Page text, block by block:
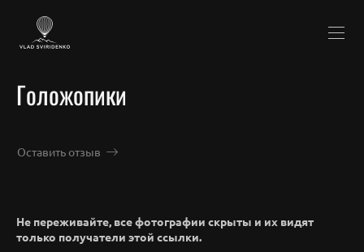
Голожопики
Оставить отзыв
Не переживайте, все фотографии скрыты и их видят
только получатели этой ссылки.